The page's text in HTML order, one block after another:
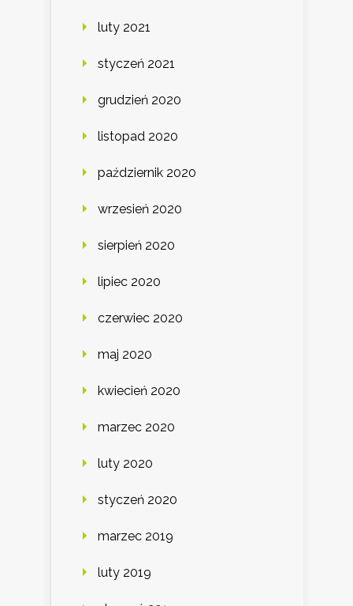
luty 2021
styczeń 2021
grudzień 2020
listopad 2020
październik 2020
wrzesień 2020
sierpień 2020
lipiec 2020
czerwiec 2020
maj 2020
kwiecień 2020
marzec 2020
luty 2020
styczeń 2020
marzec 2019
luty 2019